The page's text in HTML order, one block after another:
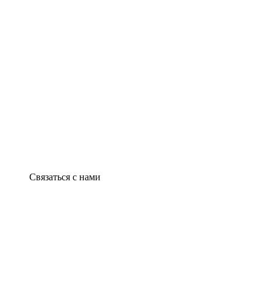
Связаться с нами